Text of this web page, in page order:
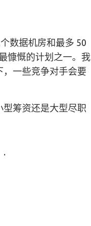
数据机房和最多 50
慷慨的计划之一。我
一些竞争对手会要
筹资还是大型尽职
.